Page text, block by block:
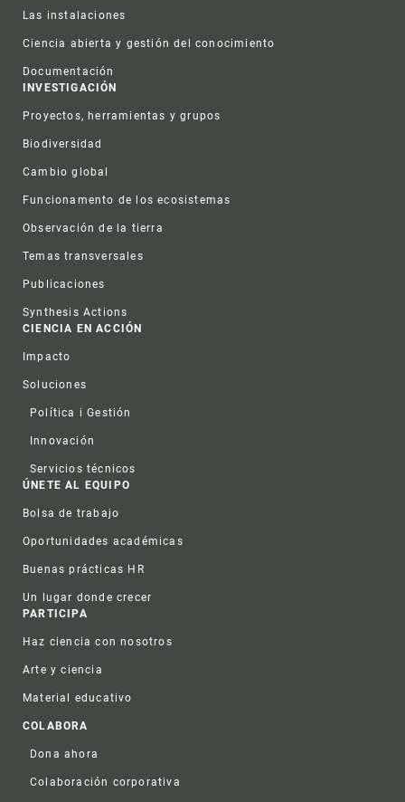
Las instalaciones
Ciencia abierta y gestión del conocimiento
Documentación
INVESTIGACIÓN
Proyectos, herramientas y grupos
Biodiversidad
Cambio global
Funcionamento de los ecosistemas
Observación de la tierra
Temas transversales
Publicaciones
Synthesis Actions
CIENCIA EN ACCIÓN
Impacto
Soluciones
Política i Gestión
Innovación
Servicios técnicos
ÚNETE AL EQUIPO
Bolsa de trabajo
Oportunidades académicas
Buenas prácticas HR
Un lugar donde crecer
PARTICIPA
Haz ciencia con nosotros
Arte y ciencia
Material educativo
COLABORA
Dona ahora
Colaboración corporativa